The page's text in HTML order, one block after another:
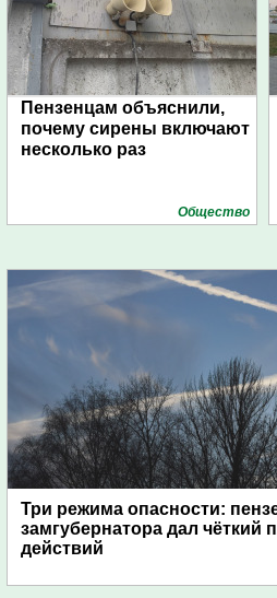
Пензенцам объяснили,
почему сирены включают
несколько раз
Общество
Три режима опасности:
замгубернатора дал чёткий
действий